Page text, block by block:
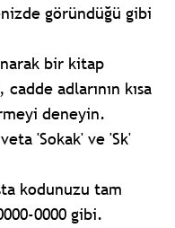
göründüğü gibi
bir kitap
adlarının kısa
deneyin.
'Sokak' ve 'Sk'
kodunuzu tam
0000 gibi.